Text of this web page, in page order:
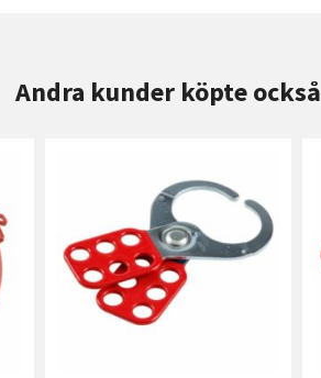
Andra kunder köpte också